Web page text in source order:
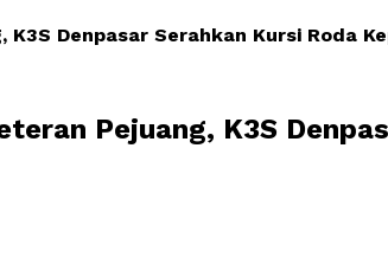
Denpasar Serahkan Kursi Roda
Pejuang, K3S